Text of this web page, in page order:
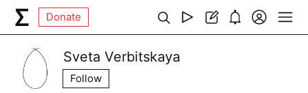
Donate
Sveta Verbitskaya
Follow